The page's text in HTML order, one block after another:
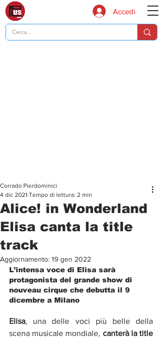
Accedi
Alice! in Wonderland
Elisa canta la title
track
Corrado Pierdominici
4 dic 2021 Tempo di lettura: 2 min
Aggiornamento: 19 gen 2022
L’intensa voce di Elisa sarà
protagonista del grande show di
nouveau cirque che debutta il 9
dicembre a Milano
Elisa, una delle voci più belle della
scena musicale mondiale, canterà la title